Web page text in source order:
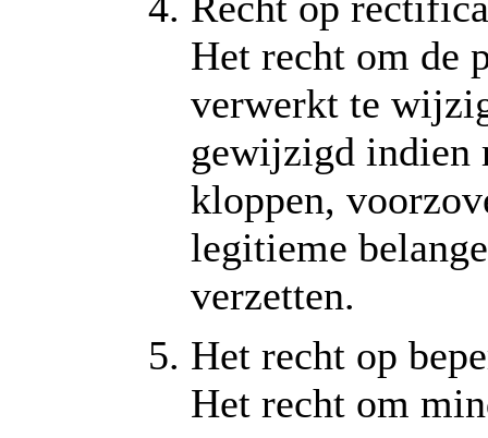
Het recht om de
verwerkt te
gewijzigd indien
kloppen,
legitieme
verzetten.
Het recht op
Het recht om